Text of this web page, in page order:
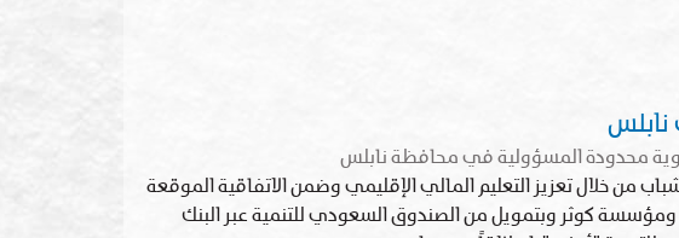
نابلس
محدودة المسؤولية في محافظة نابلس
من خلال تعزيز التعليم المالي الإقليمي وضمن الاتفاقية الموقعة
ومؤسسة كوثر وبتمويل من الصندوق السعودي للتنمية عبر البنك